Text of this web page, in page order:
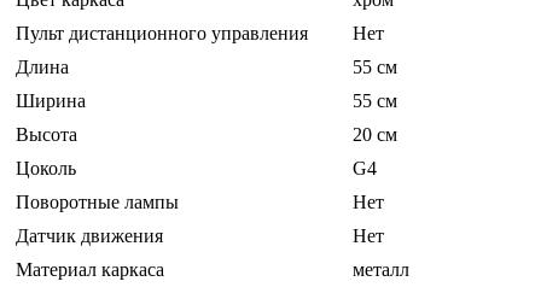
Пульт дистанционного управления
Нет
Длина
55 см
Ширина
55 см
Высота
20 см
Цоколь
G4
Поворотные лампы
Нет
Датчик движения
Нет
Материал каркаса
металл